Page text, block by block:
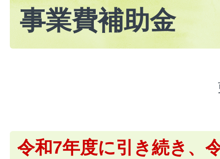
事業費補助金
令和7年度に引き続き、